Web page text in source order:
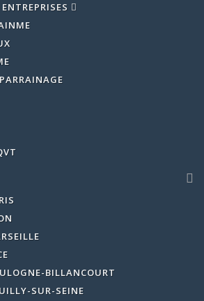
BILLANCOURT
SUR-SEINE